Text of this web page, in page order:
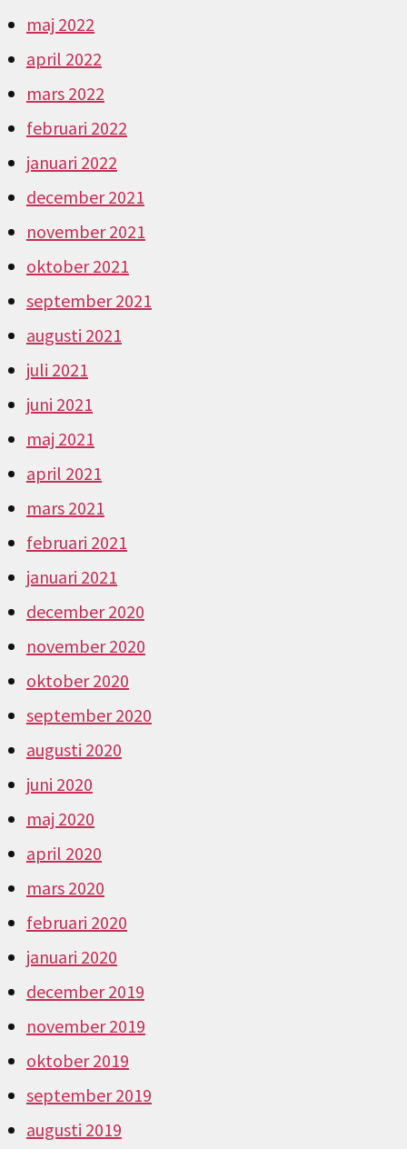
maj 2022
april 2022
mars 2022
februari 2022
januari 2022
december 2021
november 2021
oktober 2021
september 2021
augusti 2021
juli 2021
juni 2021
maj 2021
april 2021
mars 2021
februari 2021
januari 2021
december 2020
november 2020
oktober 2020
september 2020
augusti 2020
juni 2020
maj 2020
april 2020
mars 2020
februari 2020
januari 2020
december 2019
november 2019
oktober 2019
september 2019
augusti 2019